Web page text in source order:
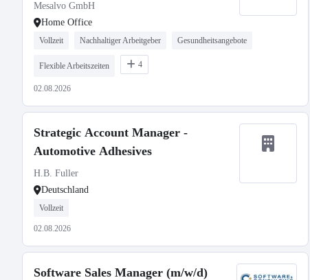
Mesalvo GmbH
Home Office
Vollzeit Nachhaltiger Arbeitgeber Gesundheitsangebote
Flexible Arbeitszeiten 4
02.08.2026
Strategic Account Manager -
Automotive Adhesives
H.B. Fuller
Deutschland
Vollzeit
02.08.2026
Software Sales Manager (m/w/d)